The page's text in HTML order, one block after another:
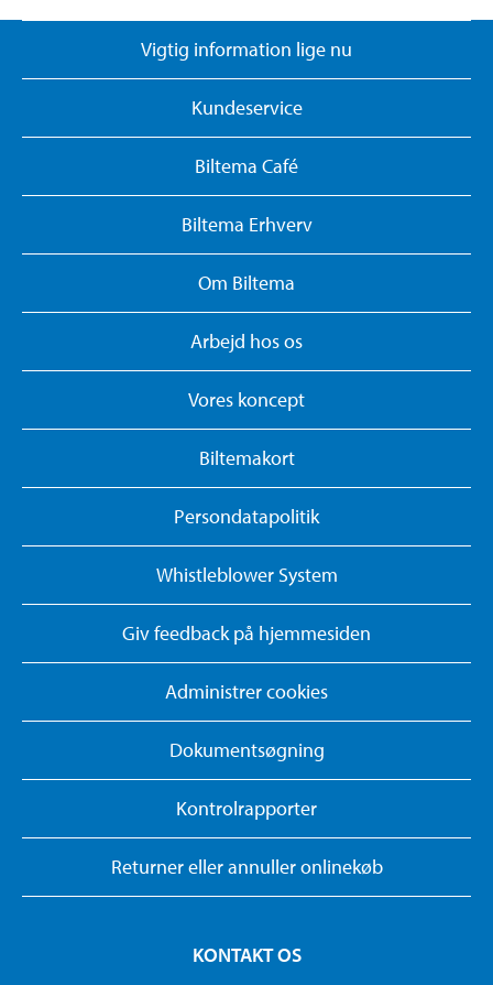
Vigtig information lige nu
Kundeservice
Biltema Café
Biltema Erhverv
Om Biltema
Arbejd hos os
Vores koncept
Biltemakort
Persondatapolitik
Whistleblower System
Giv feedback på hjemmesiden
Administrer cookies
Dokumentsøgning
Kontrolrapporter
Returner eller annuller onlinekøb
KONTAKT OS